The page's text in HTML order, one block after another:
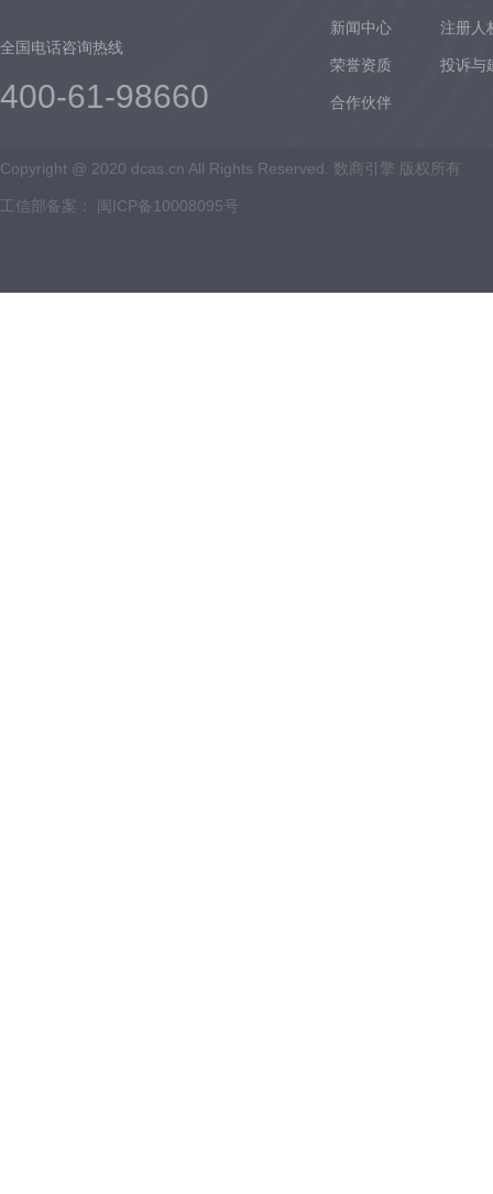
全国电话咨询热线
400-61-98660
新闻中心 注册人
荣誉资质 投诉与
合作伙伴
Copyright @ 2020 dcas.cn All Rights Reserved. 数商引擎 版权所有
工信部备案： 闽ICP备10008095号